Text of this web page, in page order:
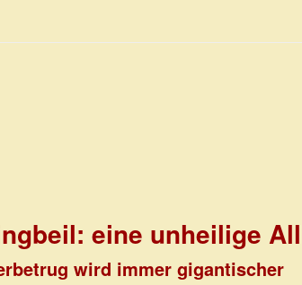
eine unheilige
wird immer gigantischer